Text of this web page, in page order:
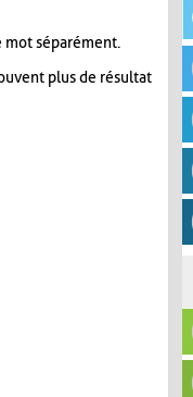
mot séparément.
plus de résultat